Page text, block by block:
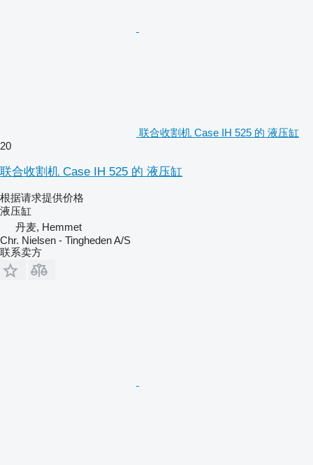
联合收割机 Case IH 525 的 液压缸
20
联合收割机 Case IH 525 的 液压缸
根据请求提供价格
液压缸
丹麦, Hemmet
Chr. Nielsen - Tingheden A/S
联系卖方